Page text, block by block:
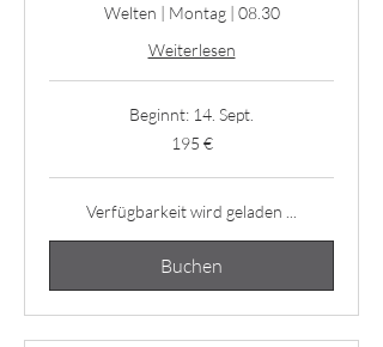
Welten | Montag | 08.30
Weiterlesen
Beginnt: 14. Sept.
195 €
Verfügbarkeit wird geladen ...
Buchen